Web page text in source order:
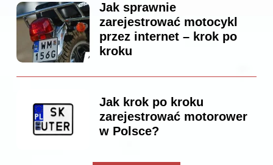
Jak sprawnie
zarejestrować motocykl
przez internet – krok po
kroku
Jak krok po kroku
zarejestrować motorower
w Polsce?